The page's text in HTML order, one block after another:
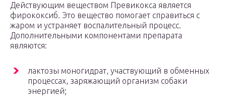
Действующим веществом Превикокса является
фирококсиб. Это вещество помогает справиться с
жаром и устраняет воспалительный процесс.
Дополнительными компонентами препарата
являются:
лактозы моногидрат, участвующий в обменных
процессах, заряжающий организм собаки
энергией;